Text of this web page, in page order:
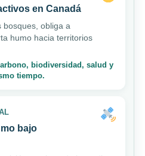
en Canadá
bosques, obliga a
humo hacia territorios
biodiversidad, salud y
tiempo.
bajo